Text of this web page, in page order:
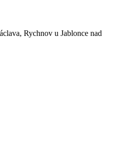
Rychnov u Jablonce nad